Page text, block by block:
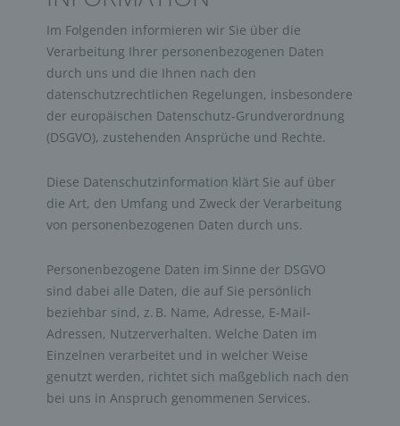
Im Folgenden informieren wir Sie über die
Verarbeitung Ihrer personenbezogenen Daten
durch uns und die Ihnen nach den
datenschutzrechtlichen Regelungen, insbesondere
der europäischen Datenschutz-Grundverordnung
(DSGVO), zustehenden Ansprüche und Rechte.
Diese Datenschutzinformation klärt Sie auf über
die Art, den Umfang und Zweck der Verarbeitung
von personenbezogenen Daten durch uns.
Personenbezogene Daten im Sinne der DSGVO
sind dabei alle Daten, die auf Sie persönlich
beziehbar sind, z. B. Name, Adresse, E-Mail-
Adressen, Nutzerverhalten. Welche Daten im
Einzelnen verarbeitet und in welcher Weise
genutzt werden, richtet sich maßgeblich nach den
bei uns in Anspruch genommenen Services.